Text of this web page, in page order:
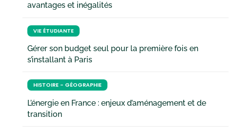
avantages et inégalités
VIE ÉTUDIANTE
Gérer son budget seul pour la première fois en
s’installant à Paris
HISTOIRE - GÉOGRAPHIE
L’énergie en France : enjeux d’aménagement et de
transition